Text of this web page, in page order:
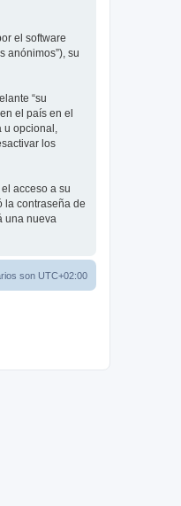
el software
anónimos”), su
“su
el país en el
opcional,
los
acceso a su
la contraseña de
una nueva
son UTC+02:00